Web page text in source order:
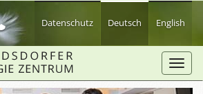
Datenschutz English
Deutsch